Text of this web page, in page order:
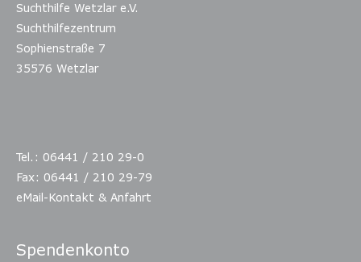
Suchthilfe Wetzlar e.V.
Suchthilfezentrum
Sophienstraße 7
35576 Wetzlar
Tel.: 06441 / 210 29-0
Fax: 06441 / 210 29-79
eMail-Kontakt & Anfahrt
Spendenkonto